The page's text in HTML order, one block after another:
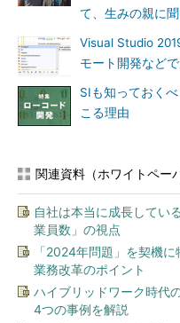
て、生みの親に
Visual Studio
モート開発など
SIも知っておく
こる理由
関連資料（ホワイトペー
自社は本当に成長してい
業員数」の視点
「2024年問題」を契機
業務改革のポイント
ハイブリッドワーク時代
4つの事例を解説